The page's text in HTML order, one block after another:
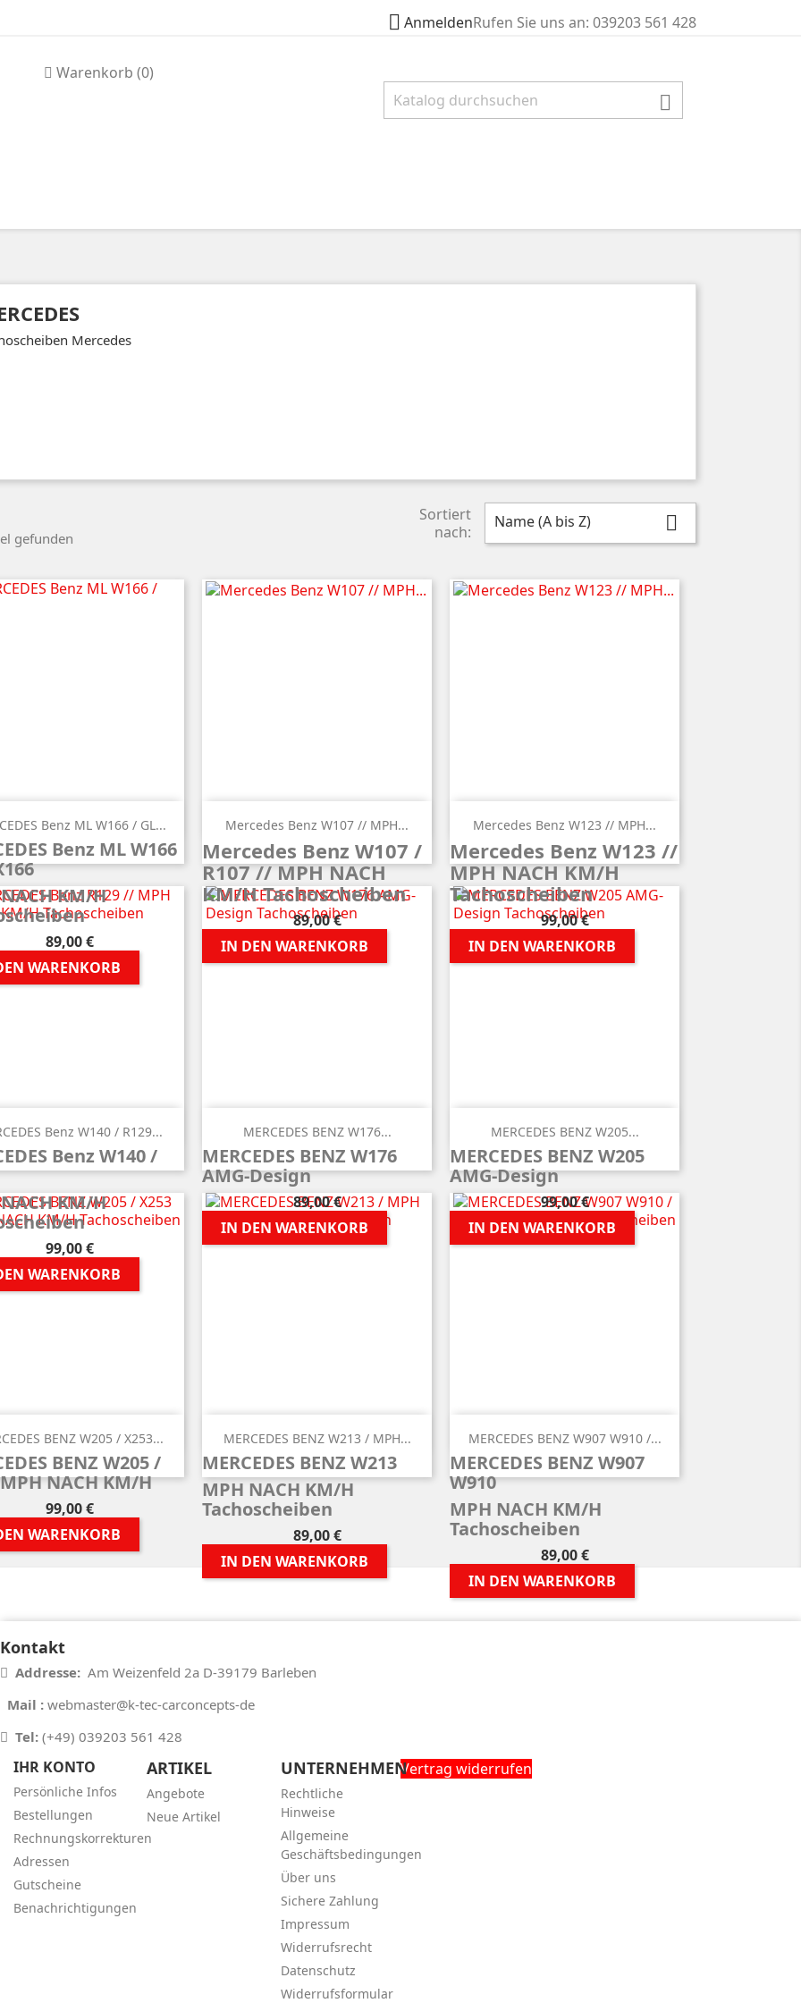
 AnmeldenRufen Sie uns an: 039203 561 428
Warenkorb (0)

Mercedes
gefunden
Sortiert
nach:
Name (A bis Z) 
 Vorschau
Benz ML W166 / GL...
Benz ML W166
KM/H
Preis
89,00 €
WARENKORB
 Vorschau
Mercedes Benz W107 // MPH...
Mercedes Benz W107 /
R107 // MPH NACH
KM/H Tachoscheiben
Preis
89,00 €
IN DEN WARENKORB
 Vorschau
Mercedes Benz W123 // MPH...
Mercedes Benz W123 //
MPH NACH KM/H
Tachoscheiben
Preis
99,00 €
IN DEN WARENKORB
 Vorschau
Benz W140 / R129...
Benz W140 /
KM/H
Preis
99,00 €
WARENKORB
 Vorschau
MERCEDES BENZ W176...
MERCEDES BENZ W176
AMG-Design
Preis
89,00 €
IN DEN WARENKORB
 Vorschau
MERCEDES BENZ W205...
MERCEDES BENZ W205
AMG-Design
Preis
99,00 €
IN DEN WARENKORB
 Vorschau
BENZ W205 / X253...
BENZ W205 /
NACH KM/H
Preis
99,00 €
WARENKORB
 Vorschau
MERCEDES BENZ W213 / MPH...
MERCEDES BENZ W213
MPH NACH KM/H
Tachoscheiben
Preis
89,00 €
IN DEN WARENKORB
 Vorschau
MERCEDES BENZ W907 W910 /...
MERCEDES BENZ W907
W910
MPH NACH KM/H
Tachoscheiben
Preis
89,00 €
IN DEN WARENKORB
von 9 Artikel(n)
Kontakt
Addresse: Am Weizenfeld 2a D-39179 Barleben
Mail : webmaster@k-tec-carconcepts-de
Tel: (+49) 039203 561 428
IHR KONTO
Persönliche Infos
Bestellungen
Rechnungskorrekturen
Adressen
Gutscheine
Benachrichtigungen
ARTIKEL
Angebote
Neue Artikel
UNTERNEHMEN
Rechtliche
Hinweise
Allgemeine
Geschäftsbedingungen
Über uns
Sichere Zahlung
Impressum
Widerrufsrecht
Datenschutz
Widerrufsformular
Vertrag widerrufen